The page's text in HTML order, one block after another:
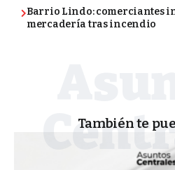
Barrio Lindo: comerciantes
mercadería tras incendio
También te